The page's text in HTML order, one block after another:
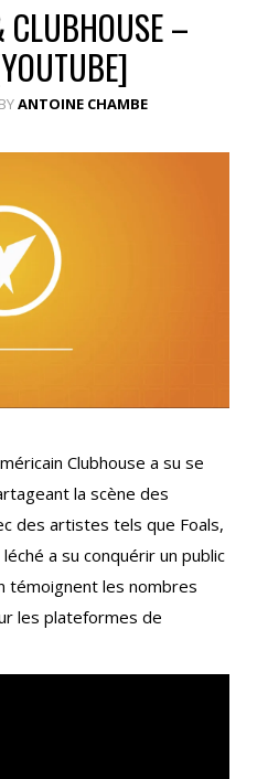
CLUBHOUSE –
BYANTOINE CHAMBE
Clubhouse a su se
la scène des
des artistes tels que Foals,
a su conquérir un public
témoignent les nombres
les plateformes de